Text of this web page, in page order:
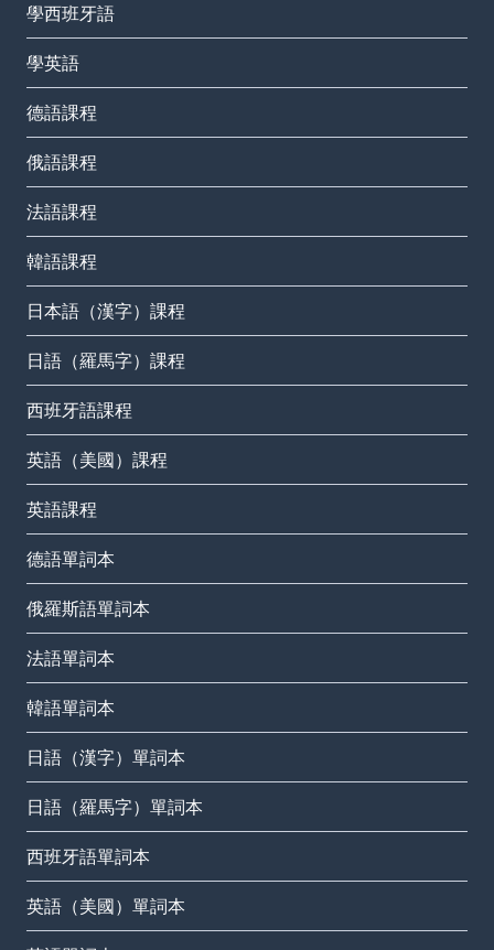
學西班牙語
學英語
德語課程
俄語課程
法語課程
韓語課程
日本語（漢字）課程
日語（羅馬字）課程
西班牙語課程
英語（美國）課程
英語課程
德語單詞本
俄羅斯語單詞本
法語單詞本
韓語單詞本
日語（漢字）單詞本
日語（羅馬字）單詞本
西班牙語單詞本
英語（美國）單詞本